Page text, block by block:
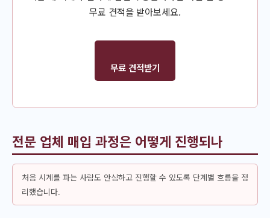
무료 견적을 받아보세요.
무료 견적받기
전문 업체 매입 과정은 어떻게 진행되나
처음 시계를 파는 사람도 안심하고 진행할 수 있도록 단계별 흐름을 정
리했습니다.